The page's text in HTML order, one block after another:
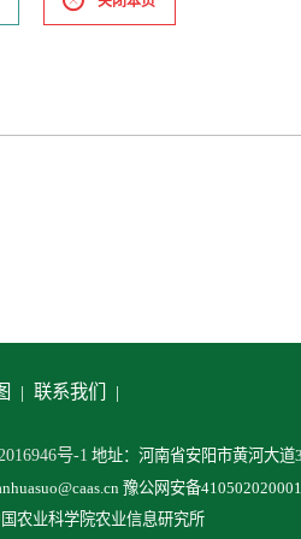
| 联系我们 |
号-1 地址：河南省安阳市黄河大
豫公网安备
农业科学院农业信息研究所